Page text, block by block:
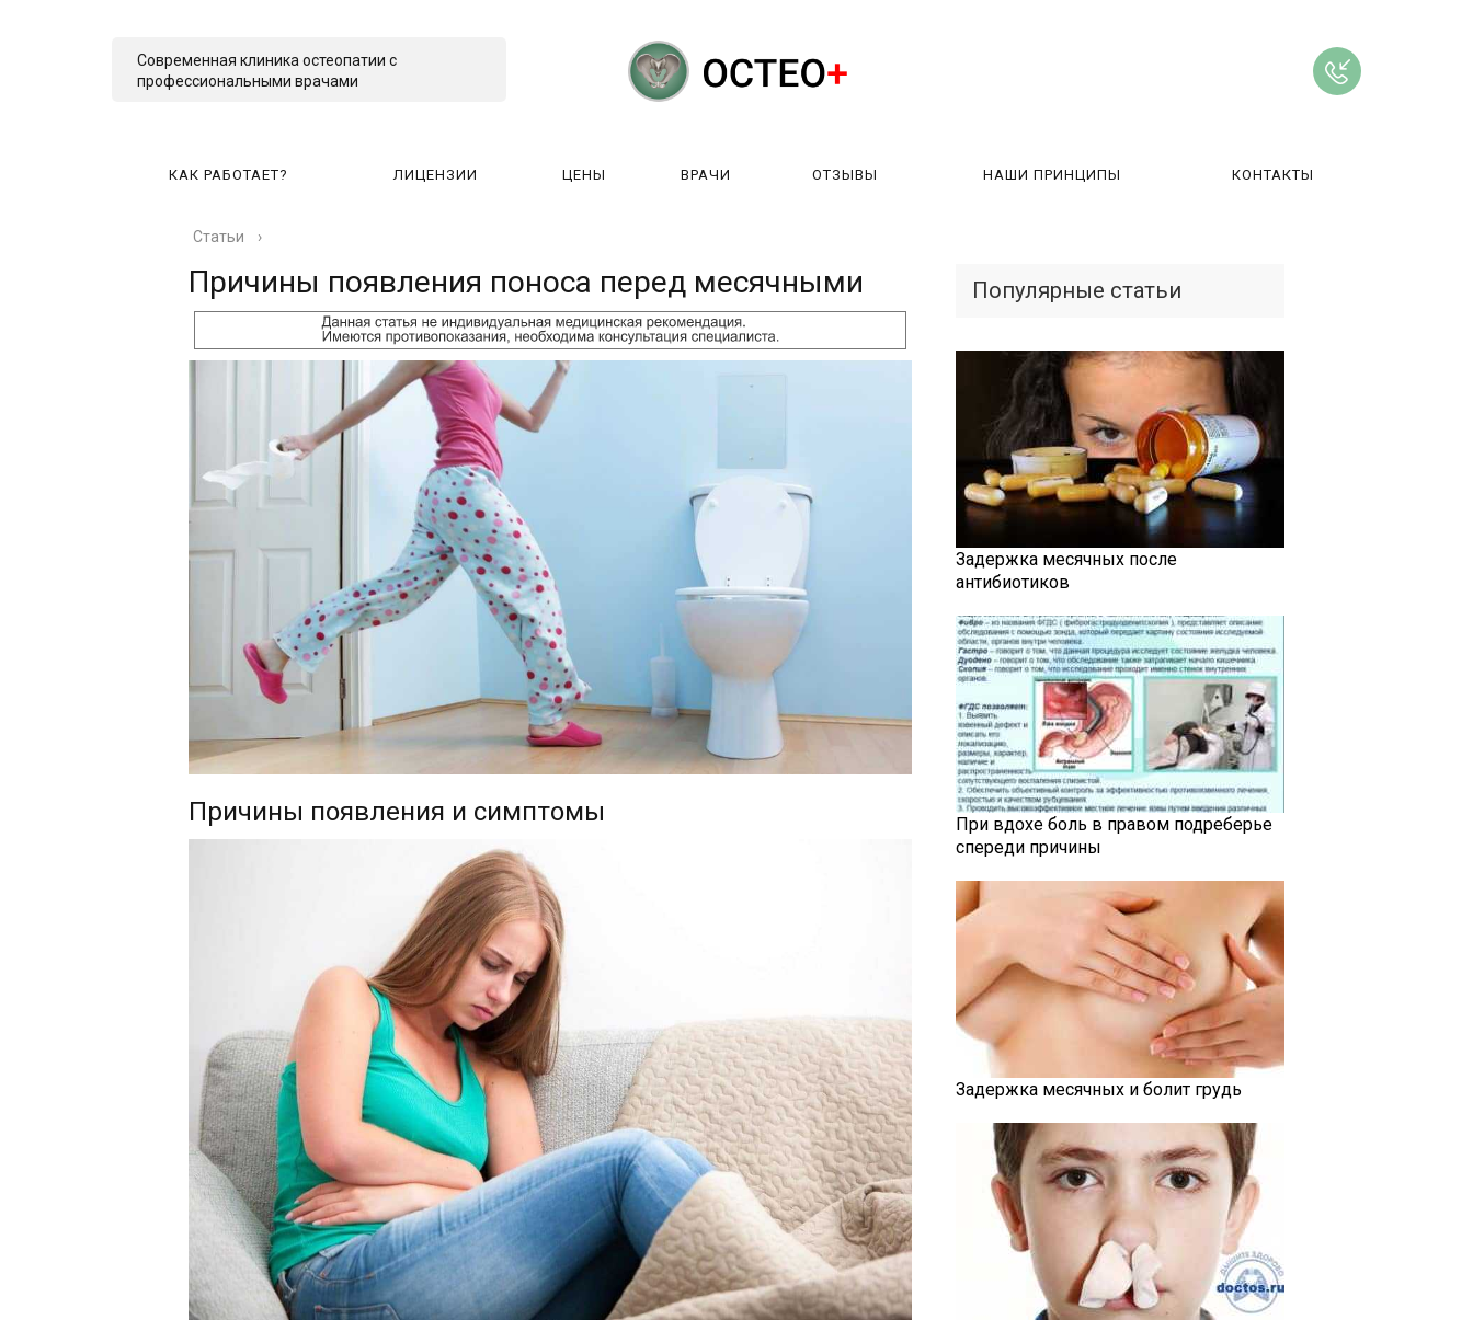
Современная клиника остеопатии с
профессиональными врачами
КАК РАБОТАЕТ? ЛИЦЕНЗИИ ЦЕНЫ ВРАЧИ ОТЗЫВЫ НАШИ ПРИНЦИПЫ КОНТАКТЫ
Статьи ›
Причины появления поноса перед месячными
Причины появления и симптомы
Популярные статьи
Задержка месячных после
антибиотиков
При вдохе боль в правом подреберье
спереди причины
Задержка месячных и болит грудь